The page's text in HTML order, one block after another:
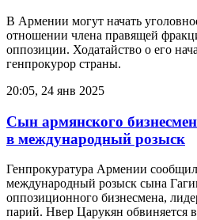
В Армении могут начать
отношении члена правящей
оппозиции. Ходатайство о его
генпрокурор страны.
20:05, 24 янв 2025
Сын армянского
в международный розыск
Генпрокуратура Армении
международный розыск сына
оппозиционного бизнесмена,
парий. Нвер Царукян обвиняется